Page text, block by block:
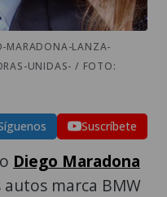
MARADONA-LANZA-
UNIDAS- / FOTO:
Suscríbete
Diego Maradona
marca BMW